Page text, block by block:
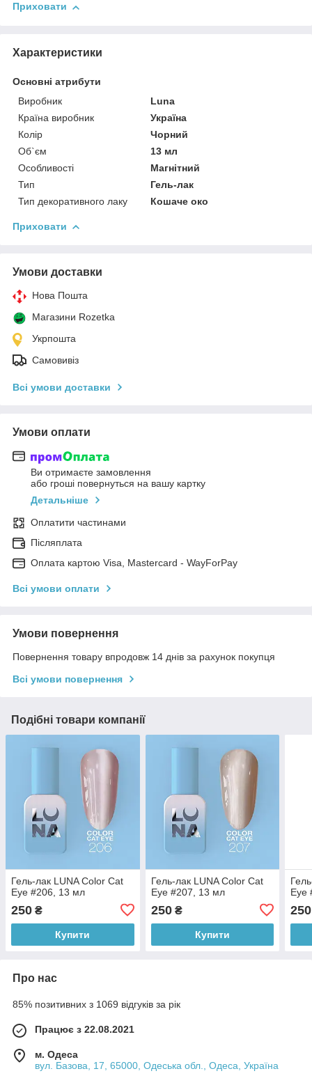
Приховати
Характеристики
Основні атрибути
Виробник
Luna
Країна виробник
Україна
Колір
Чорний
Об`єм
13 мл
Особливості
Магнітний
Тип
Гель-лак
Тип декоративного лаку
Кошаче око
Приховати
Умови доставки
Нова Пошта
Магазини Rozetka
Укрпошта
Самовивіз
Всі умови доставки
Умови оплати
Ви отримаєте замовлення
або гроші повернуться на вашу картку
Детальніше
Оплатити частинами
Післяплата
Оплата картою Visa, Mastercard - WayForPay
Всі умови оплати
Умови повернення
Повернення товару впродовж 14 днів за рахунок покупця
Всі умови повернення
Подібні товари компанії
Гель-лак LUNA Color Cat
Eye #206, 13 мл
250 ₴
Купити
Гель-лак LUNA Color Cat
Eye #207, 13 мл
250₴
Купити
Eye
250
Про нас
85% позитивних з 1069 відгуків за рік
Працює з 22.08.2021
м. Одеса
вул. Базова, 17, 65000, Одеська обл., Одеса, Україна